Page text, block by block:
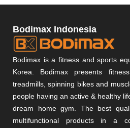
Bodimax Indonesia
Bodimax is a fitness and sports
Korea. Bodimax presents
treadmills, spinning bikes and
people having an active & healthy
dream home gym. The best
multifunctional products in a